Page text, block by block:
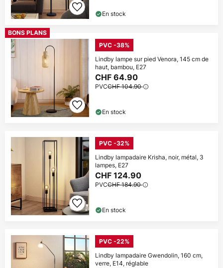
En stock
BONS PLANS
PVC -38%
Lindby lampe sur pied Venora, 145 cm de
haut, bambou, E27
CHF 64.90
PVCCHF 104.90
En stock
PVC -32%
Lindby lampadaire Krisha, noir, métal, 3
lampes, E27
CHF 124.90
PVCCHF 184.90
En stock
PVC -22%
Lindby lampadaire Gwendolin, 160 cm,
verre, E14, réglable